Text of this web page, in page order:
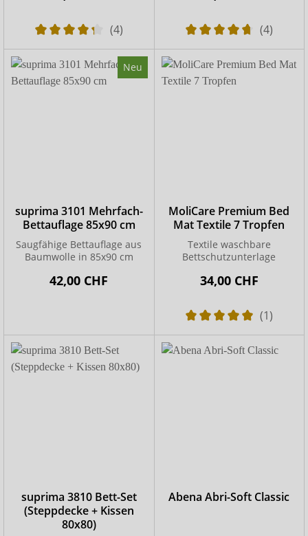
(4) (4)
Neu
suprima 3101 Mehrfach-
Bettauflage 85x90 cm
Saugfähige Bettauflage aus
Baumwolle in 85x90 cm
42,00 CHF
MoliCare Premium Bed
Mat Textile 7 Tropfen
Textile waschbare
Bettschutzunterlage
34,00 CHF
(1)
suprima 3810 Bett-Set
(Steppdecke + Kissen
80x80)
Abena Abri-Soft Classic